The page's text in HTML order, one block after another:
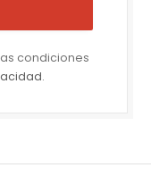
condiciones
.